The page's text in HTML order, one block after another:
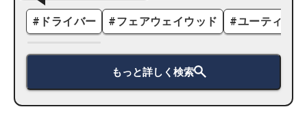
# ドライバー #フェアウェイウッド #ユーティリ
もっと詳しく検索